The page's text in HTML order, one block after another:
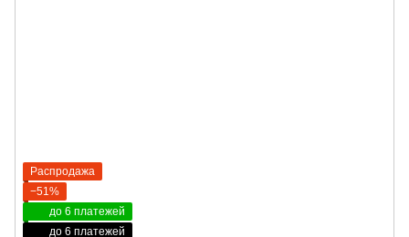
Распродажа
−51%
до 6 платежей
до 6 платежей